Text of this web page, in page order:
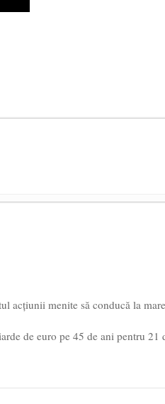
Zelensky
din Iași
acțiunii menite să conducă la
de euro pe 45 de ani pentru 21